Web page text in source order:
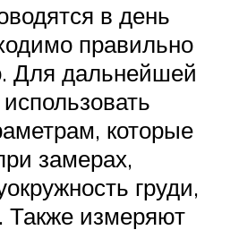
в день
правильно
Для дальнейшей
которые
замерах,
груди,
Также измеряют